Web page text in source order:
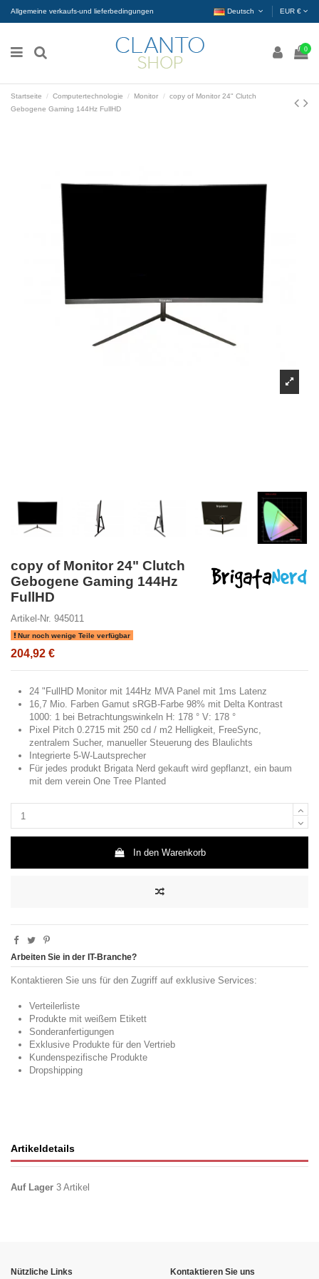
Allgemeine verkaufs-und lieferbedingungen Deutsch EUR €
0
Startseite Computertechnologie Monitor
copy of Monitor 24" Clutch
Gebogene Gaming 144Hz FullHD
copy of Monitor 24" Clutch
Gebogene Gaming 144Hz
FullHD
Artikel-Nr. 945011
Nur noch wenige Teile verfügbar
204,92 €
24 "FullHD Monitor mit 144Hz MVA Panel mit 1ms Latenz
16,7 Mio. Farben Gamut sRGB-Farbe 98% mit Delta Kontrast
1000: 1 bei Betrachtungswinkeln H: 178 ° V: 178 °
Pixel Pitch 0.2715 mit 250 cd / m2 Helligkeit, FreeSync,
zentralem Sucher, manueller Steuerung des Blaulichts
Integrierte 5-W-Lautsprecher
Für jedes produkt Brigata Nerd gekauft wird gepflanzt, ein baum
mit dem verein One Tree Planted
In den Warenkorb
Arbeiten Sie in der IT-Branche?
Kontaktieren Sie uns für den Zugriff auf exklusive Services:
Verteilerliste
Produkte mit weißem Etikett
Sonderanfertigungen
Exklusive Produkte für den Vertrieb
Kundenspezifische Produkte
Dropshipping
Artikeldetails
Auf Lager 3 Artikel
Nützliche Links Kontaktieren Sie uns